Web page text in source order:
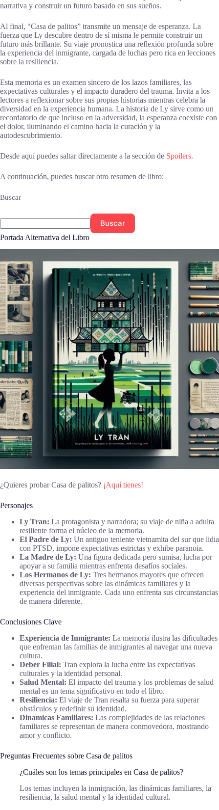
narrativa y construir un futuro basado en sus sueños.
Al final, “Casa de palitos” transmite un mensaje de esperanza. La
fuerza que Ly descubre dentro de sí misma le permite construir un
futuro más brillante. Su viaje pronostica una reflexión profunda sobre
la experiencia del inmigrante, cargada de luchas pero rica en lecciones
sobre la resiliencia.
Esta memoria es un examen sincero de los lazos familiares, las
expectativas culturales y el impacto duradero del trauma. Invita a los
lectores a reflexionar sobre sus propias historias mientras celebra la
diversidad en la experiencia humana. La historia de Ly sirve como un
recordatorio de que incluso en la adversidad, la esperanza coexiste con
el dolor, iluminando el camino hacia la curación y la
autodescubrimiento.
Desde aquí puedes saltar directamente a la sección de Spoilers.
A continuación, puedes buscar otro resumen de libro:
Buscar
Buscar
Portada Alternativa del Libro
¿Quieres probar Casa de palitos? ¡Aquí tienes!
Personajes
Ly Tran: La protagonista y narradora; su viaje de niña a adulta
resiliente forma el núcleo de la memoria.
El Padre de Ly: Un antiguo teniente vietnamita del sur que lidia
con PTSD, impone expectativas estrictas y exhibe paranoia.
La Madre de Ly: Una figura dedicada pero sumisa, lucha por
apoyar a su familia mientras enfrenta desafíos sociales.
Los Hermanos de Ly: Tres hermanos mayores que ofrecen
diversas perspectivas sobre las dinámicas familiares y la
experiencia del inmigrante. Cada uno enfrenta sus circunstancias
de manera diferente.
Conclusiones Clave
Experiencia de Inmigrante: La memoria ilustra las dificultades
que enfrentan las familias de inmigrantes al navegar una nueva
cultura.
Deber Filial: Tran explora la lucha entre las expectativas
culturales y la identidad personal.
Salud Mental: El impacto del trauma y los problemas de salud
mental es un tema significativo en todo el libro.
Resiliencia: El viaje de Tran resalta su fuerza para superar
obstáculos y redefinir su identidad.
Dinamicas Familiares: Las complejidades de las relaciones
familiares se representan de manera conmovedora, mostrando
amor y conflicto.
Preguntas Frecuentes sobre Casa de palitos
¿Cuáles son los temas principales en Casa de palitos?
Los temas incluyen la inmigración, las dinámicas familiares, la
resiliencia, la salud mental y la identidad cultural.